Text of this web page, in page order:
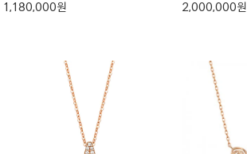
1,180,000원 2,000,000원